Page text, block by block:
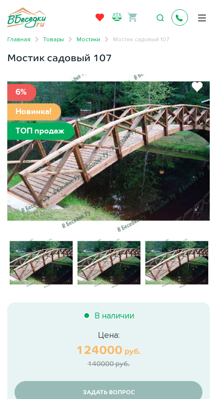
Главная Товары Мостики Мостик садовый 107
Мостик садовый 107
6%
Новинка!
ТОП продаж
В наличии
Цена:
124000 руб.
140000 руб.
ЗАДАТЬ ВОПРОС